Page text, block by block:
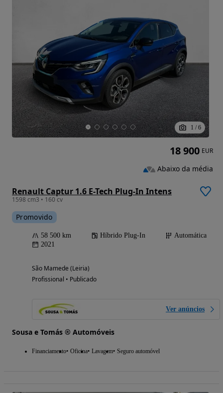
1 / 6
Renault Captur 1.6 E-Tech Plug-In Intens
1598 cm3 • 160 cv
Promovido
58 500 km Híbrido Plug-In
Automática
2021
São Mamede (Leiria)
Profissional • Publicado
Ver anúncios
Sousa e Tomás ® Automóveis
Financiamento Oficina Lavagem Seguro automóvel
18 900 EUR
Abaixo da média